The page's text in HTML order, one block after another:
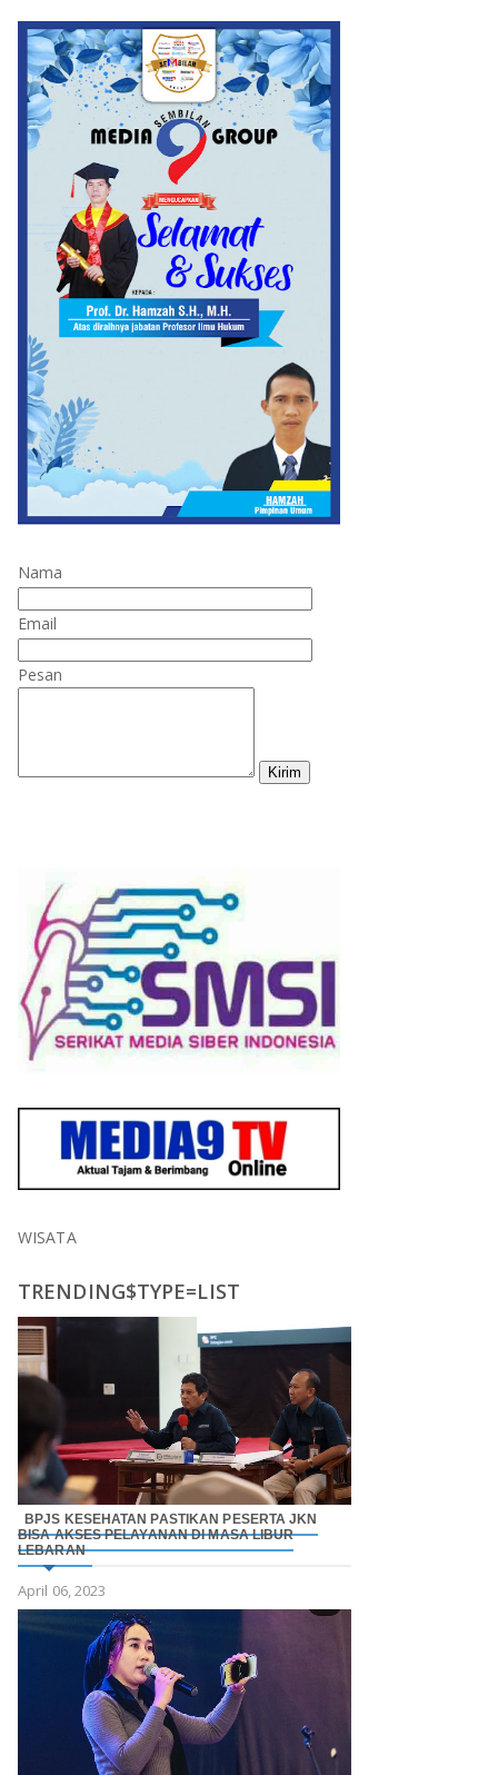
Nama
Email
Pesan
WISATA
TRENDING$TYPE=LIST
BPJS KESEHATAN PASTIKAN PESERTA JKN
BISA AKSES PELAYANAN DI MASA LIBUR
LEBARAN
April 06, 2023